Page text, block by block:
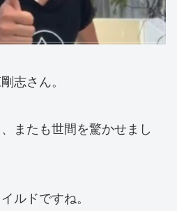
志さん。
またも世間を驚かせまし
ルドですね。